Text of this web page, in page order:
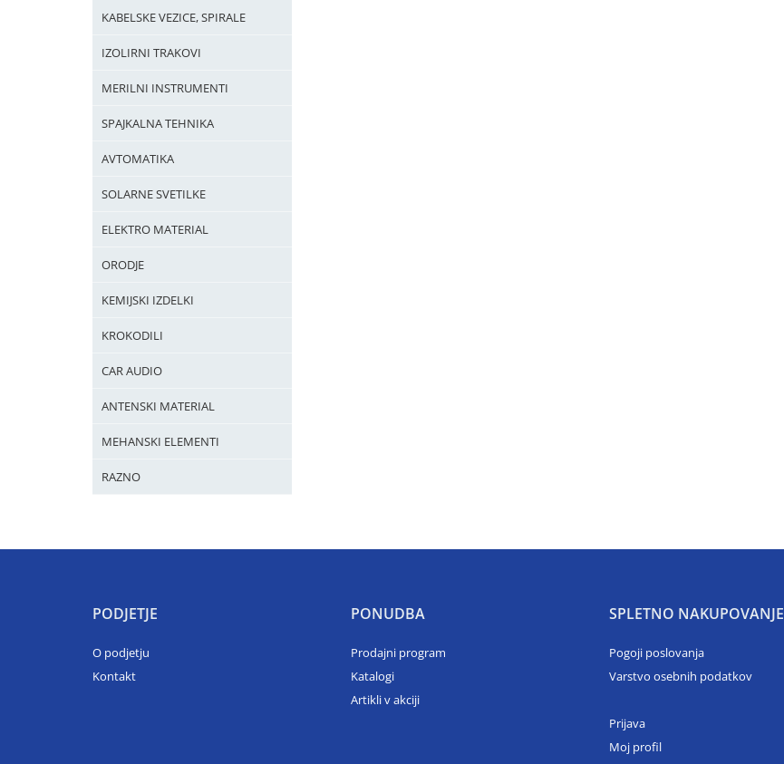
KABELSKE VEZICE, SPIRALE
IZOLIRNI TRAKOVI
MERILNI INSTRUMENTI
SPAJKALNA TEHNIKA
AVTOMATIKA
SOLARNE SVETILKE
ELEKTRO MATERIAL
ORODJE
KEMIJSKI IZDELKI
KROKODILI
CAR AUDIO
ANTENSKI MATERIAL
MEHANSKI ELEMENTI
RAZNO
PODJETJE
O podjetju
Kontakt
PONUDBA
Prodajni program
Katalogi
Artikli v akciji
SPLETNO NAKUPOVANJE
Pogoji poslovanja
Varstvo osebnih podatkov
Prijava
Moj profil